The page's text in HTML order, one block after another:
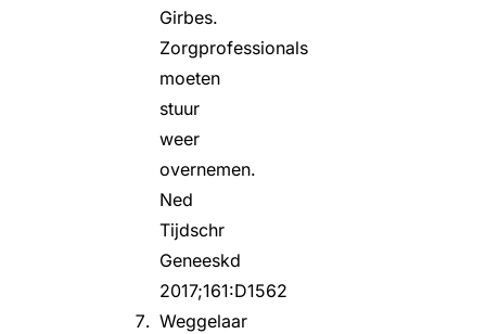
Girbes.
Zorgprofessionals
moeten
stuur
weer
overnemen.
Ned
Tijdschr
Geneeskd
2017;161:D1562
Weggelaar